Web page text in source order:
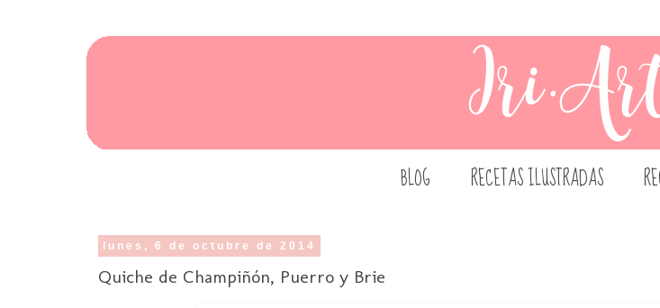
BLOG RECETAS ILUSTRADAS
lunes, 6 de octubre de 2014
Quiche de Champiñón, Puerro y Brie